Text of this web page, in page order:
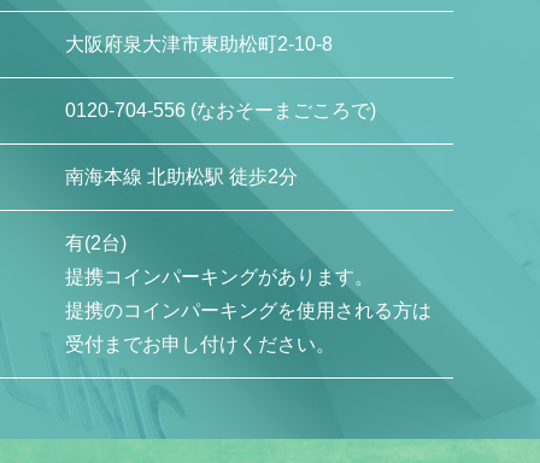
大阪府泉大津市東助松町2-10-8
0120-704-556 (なおそーまごころで)
南海本線 北助松駅 徒歩2分
有(2台)
提携コインパーキングがあります。
提携のコインパーキングを使用される方は
受付までお申し付けください。